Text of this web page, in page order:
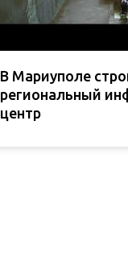
В Мариуполе
региональный
центр